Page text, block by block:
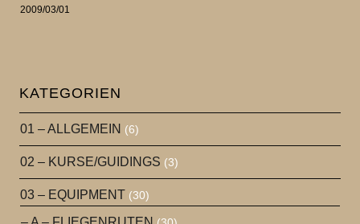
2009/03/01
KATEGORIEN
01 – ALLGEMEIN (6)
02 – KURSE/GUIDINGS (3)
03 – EQUIPMENT (30)